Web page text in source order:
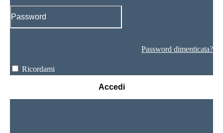
Password dimenticata?
Ricordami
Accedi